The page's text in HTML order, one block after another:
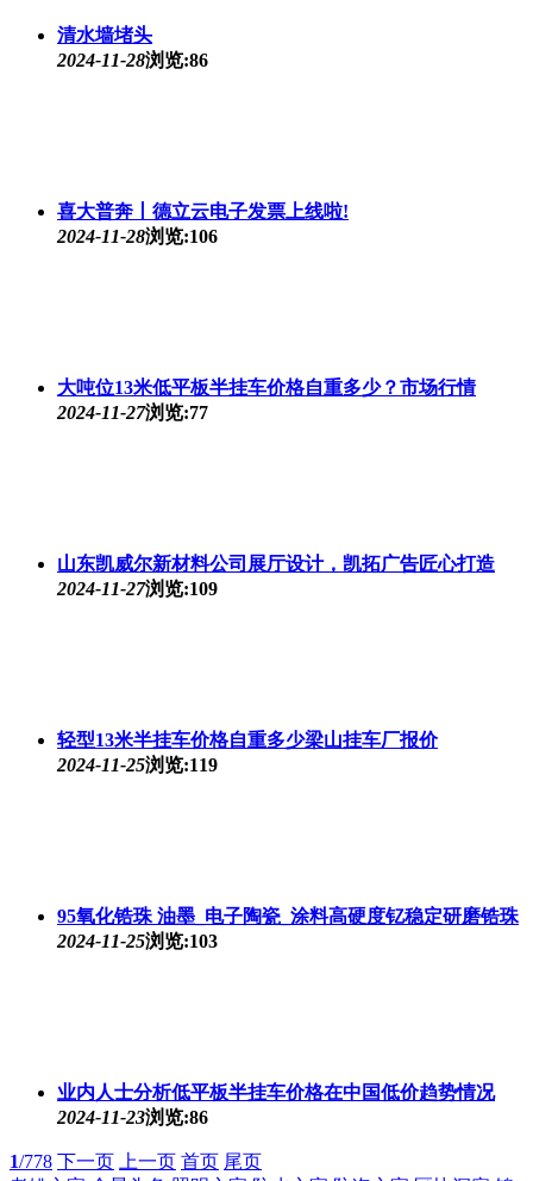
清水墙堵头
2024-11-28浏览:86
喜大普奔丨德立云电子发票上线啦!
2024-11-28浏览:106
大吨位13米低平板半挂车价格自重多少？市场行情
2024-11-27浏览:77
山东凯威尔新材料公司展厅设计，凯拓广告匠心打造
2024-11-27浏览:109
轻型13米半挂车价格自重多少梁山挂车厂报价
2024-11-25浏览:119
95氧化锆珠 油墨_电子陶瓷_涂料高硬度钇稳定研磨锆珠
2024-11-25浏览:103
业内人士分析低平板半挂车价格在中国低价趋势情况
2024-11-23浏览:86
1/778 下一页 上一页 首页 尾页